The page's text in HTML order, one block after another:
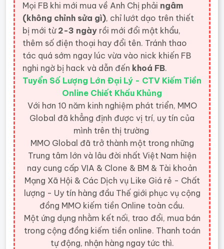
Mọi FB khi mới mua về Anh Chị phải ngâm
(không chỉnh sửa gì), chỉ lướt dạo trên thiết
bị mới từ 2-3 ngày rồi mới đổi mật khẩu,
thêm số điện thoại hay đổi tên. Tránh thao
tác quá sớm ngay lúc vừa vào nick khiến FB
nghi ngờ bị hack và dẫn đến khoá FB.
Tuyển Số Lượng Lớn Đại Lý - CTV Kiếm Tiền
Online Chiết Khấu Khủng
Với hơn 10 năm kinh nghiệm phát triển, MMO
Global đã khẳng định được vị trí, uy tín của
mình trên thị trường
MMO Global đã trở thành một trong những
Trung tâm lớn và lâu đời nhất Việt Nam hiện
nay cung cấp VIA & Clone & BM & Tài khoản
Mạng Xã Hội & Các Dịch vụ Like Giá rẻ - Chất
lượng - Uy tín hàng đầu Thế giới phục vụ cộng
đồng MMO kiếm tiền Online toàn cầu.
Một ứng dụng nhằm kết nối, trao đổi, mua bán
trong cộng đồng kiếm tiền online. Thanh toán
tự động, nhận hàng ngay tức thì.